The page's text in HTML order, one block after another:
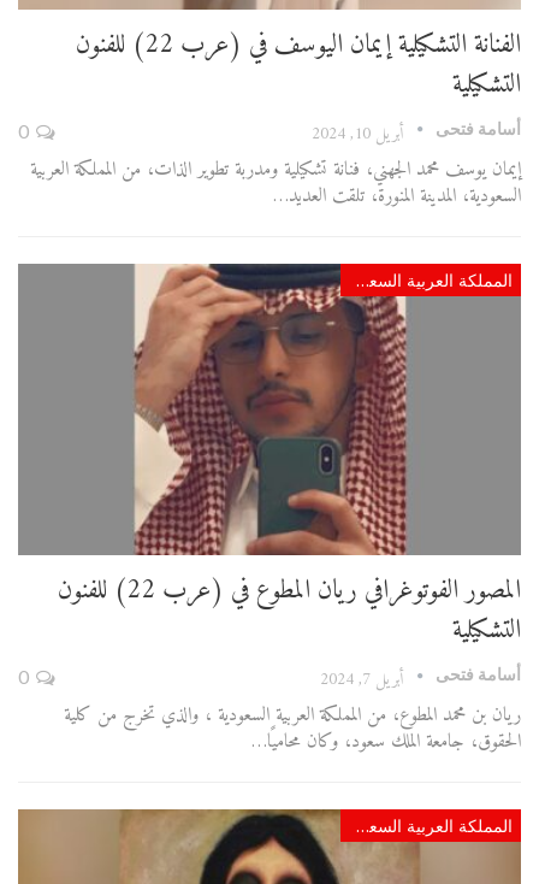
الفنانة التشكيلية إيمان اليوسف في (عرب 22) للفنون
التشكيلية
أسامة فتحى أبريل 10, 2024
إيمان يوسف محمد الجهني، فنانة تشكيلية ومدربة تطوير الذات، من المملكة العربية
السعودية، المدينة المنورة، تلقت العديد…
المملكة العربية السعودية
المصور الفوتوغرافي ريان المطوع في (عرب 22) للفنون
التشكيلية
أسامة فتحى أبريل 7, 2024
ريان بن محمد المطوع، من المملكة العربية السعودية ، والذي تخرج من كلية
الحقوق، جامعة الملك سعود، وكان محاميًا…
المملكة العربية السعودية